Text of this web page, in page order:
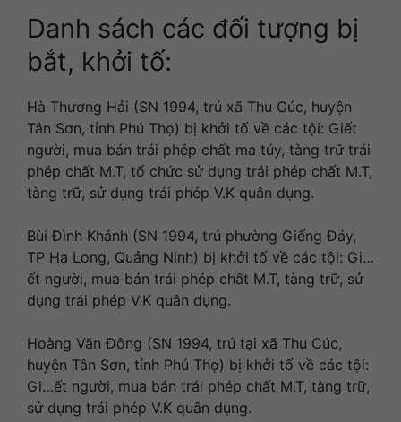
Danh sách các đối tượng bị
bắt, khởi tố:
Hà Thương Hải (SN 1994, trú xã Thu Cúc, huyện
Tân Sơn, tỉnh Phú Thọ) bị khởi tố về các tội: Giết
người, mua bán trái phép chất ma túy, tàng trữ trái
phép chất M.T, tổ chức sử dụng trái phép chất M.T,
tàng trữ, sử dụng trái phép V.K quân dụng.
Bùi Đình Khánh (SN 1994, trú phường Giếng Đáy,
TP Hạ Long, Quảng Ninh) bị khởi tố về các tội: Gi…
ết người, mua bán trái phép chất M.T, tàng trữ, sử
dụng trái phép V.K quân dụng.
Hoàng Văn Đông (SN 1994, trú tại xã Thu Cúc,
huyện Tân Sơn, tỉnh Phú Thọ) bị khởi tố về các tội:
Gi…ết người, mua bán trái phép chất M.T, tàng trữ,
sử dụng trái phép V.K quân dụng.